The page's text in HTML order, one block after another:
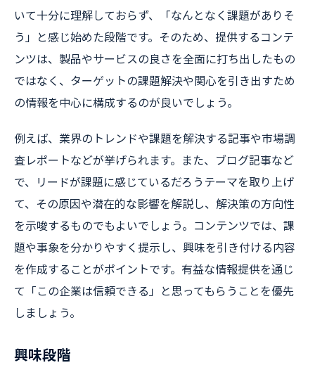
いて十分に理解しておらず、「なんとなく課題がありそ
う」と感じ始めた段階です。そのため、提供するコンテ
ンツは、製品やサービスの良さを全面に打ち出したもの
ではなく、ターゲットの課題解決や関心を引き出すため
の情報を中心に構成するのが良いでしょう。
例えば、業界のトレンドや課題を解決する記事や市場調
査レポートなどが挙げられます。また、ブログ記事など
で、リードが課題に感じているだろうテーマを取り上げ
て、その原因や潜在的な影響を解説し、解決策の方向性
を示唆するものでもよいでしょう。コンテンツでは、課
題や事象を分かりやすく提示し、興味を引き付ける内容
を作成することがポイントです。有益な情報提供を通じ
て「この企業は信頼できる」と思ってもらうことを優先
しましょう。
興味段階